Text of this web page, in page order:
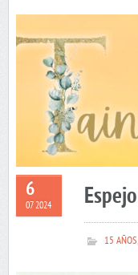
6
07 2024
15 AÑOS,